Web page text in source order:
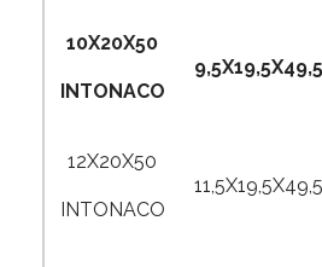
10X20X50
INTONACO
9,5X19,5X49,5
12X20X50
INTONACO
11,5X19,5X49,5